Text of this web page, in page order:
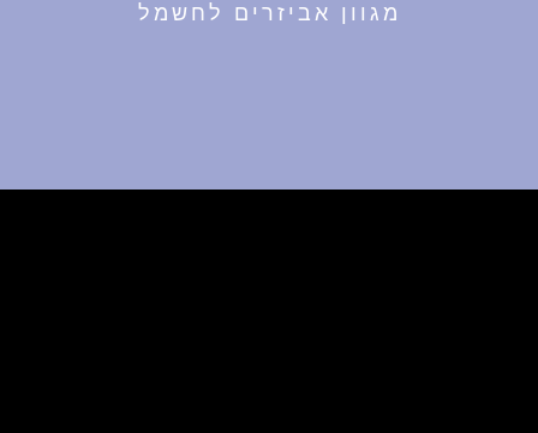
מגוון אביזרים לחשמל